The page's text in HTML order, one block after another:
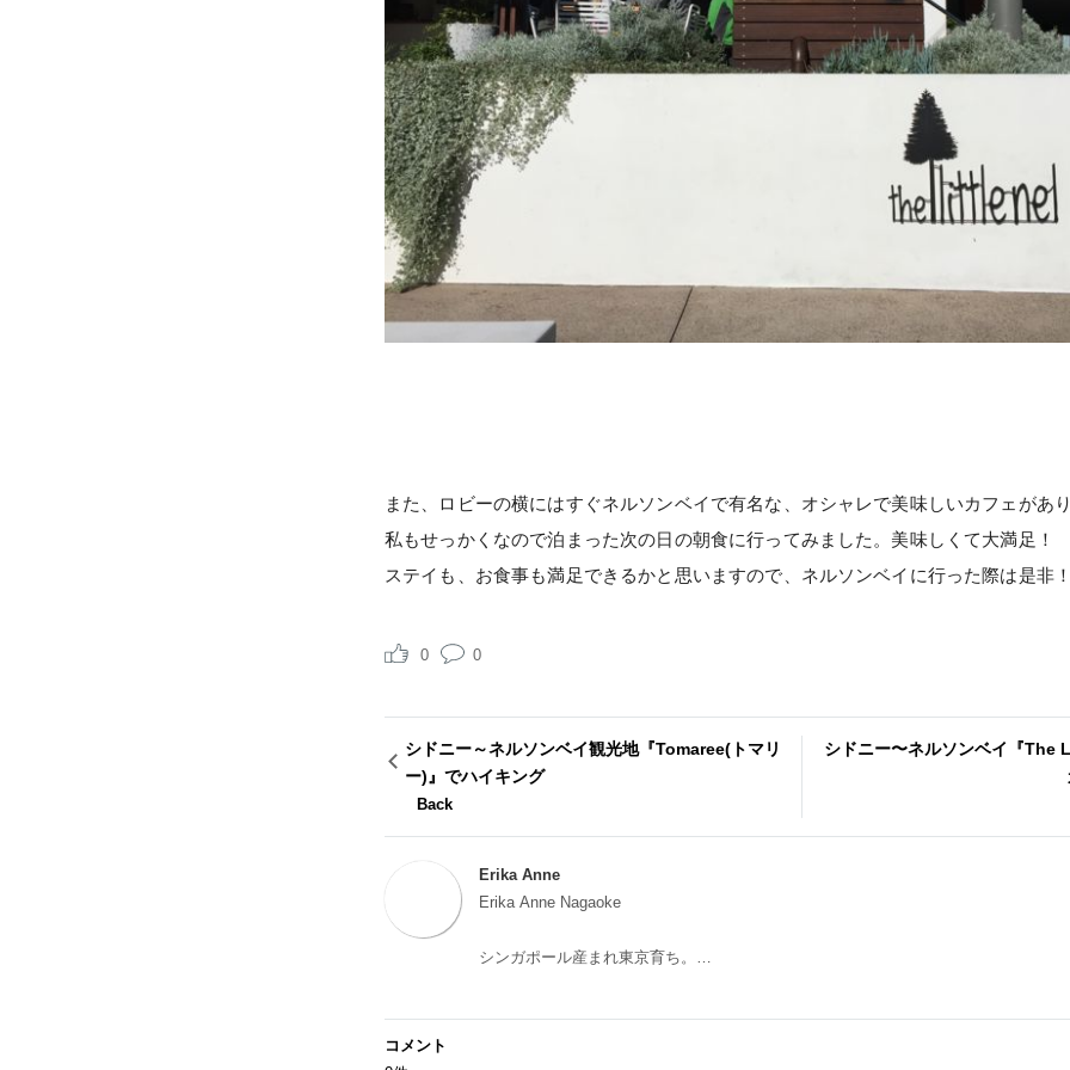
また、ロビーの横にはすぐネルソンベイで有名な、オシャレで美味しいカフェがあ
私もせっかくなので泊まった次の日の朝食に行ってみました。美味しくて大満足！
ステイも、お食事も満足できるかと思いますので、ネルソンベイに行った際は是非
0 0
シドニー～ネルソンベイ観光地『Tomaree(トマリ
ー)』でハイキング
Back
シドニー〜ネルソンベイ『The
Erika Anne
Erika Anne Nagaoke
シンガポール産まれ東京育ち。
コメント